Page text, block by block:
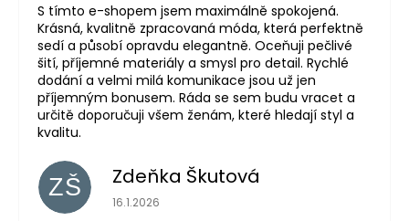
S tímto e-shopem jsem maximálně spokojená.
Krásná, kvalitně zpracovaná móda, která perfektně
sedí a působí opravdu elegantně. Oceňuji pečlivé
šití, příjemné materiály a smysl pro detail. Rychlé
dodání a velmi milá komunikace jsou už jen
příjemným bonusem. Ráda se sem budu vracet a
určitě doporučuji všem ženám, které hledají styl a
kvalitu.
ZŠ Zdeňka Škutová
Hodnocení obchodu je 5 z 5 hvězdiček.
16.1.2026